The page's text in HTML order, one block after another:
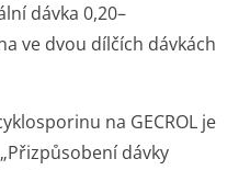
dávka 0,20–
ve dvou dílčích dávkách
na GECROL je
dávky